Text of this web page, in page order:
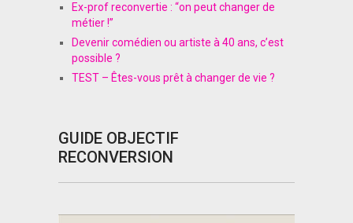
Ex-prof reconvertie : “on peut changer de
métier !”
Devenir comédien ou artiste à 40 ans, c’est
possible ?
TEST – Êtes-vous prêt à changer de vie ?
GUIDE OBJECTIF
RECONVERSION